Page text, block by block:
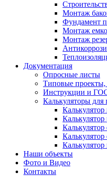
Монтаж
Фундамент
Монтаж
Монтаж
Документация
Опросные листы
Типовые проекты,
Инструкции и
Калькуляторы
Калькулятор
Калькулятор
Калькулятор
Калькулятор
Наши объекты
Фото и Видео
Контакты